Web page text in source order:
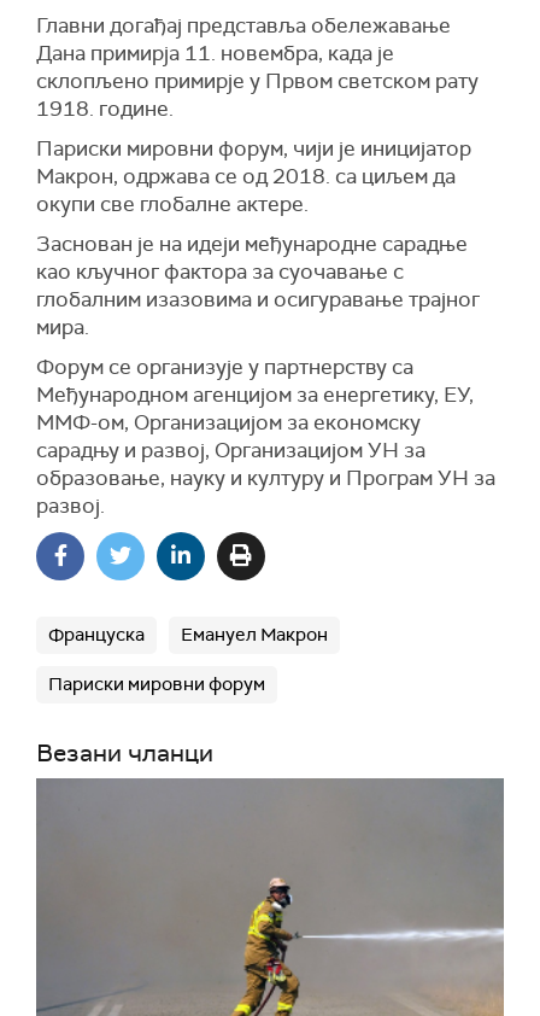
Главни догађај представља обележавање
Дана примирја 11. новембра, када је
склопљено примирје у Првом светском рату
1918. године.
Париски мировни форум, чији је иницијатор
Макрон, одржава се од 2018. са циљем да
окупи све глобалне актере.
Заснован је на идеји међународне сарадње
као кључног фактора за суочавање с
глобалним изазовима и осигуравање трајног
мира.
Форум се организује у партнерству са
Међународном агенцијом за енергетику, ЕУ,
ММФ-ом, Организацијом за економску
сарадњу и развој, Организацијом УН за
образовање, науку и културу и Програм УН за
развој.
Француска Емануел Макрон
Париски мировни форум
Везани чланци